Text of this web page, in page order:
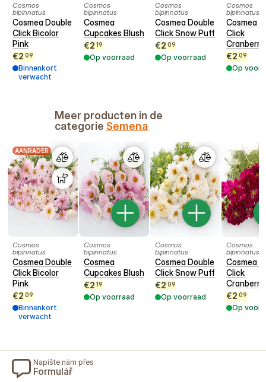
Cosmos
bipinnatus
Cosmea Double
Click Bicolor
Pink
€2 09
Binnenkort
verwacht
Cosmos
bipinnatus
Cosmea
Cupcakes Blush
€2 19
Op voorraad
Cosmos
bipinnatus
Cosmea Double
Click Snow Puff
€2 09
Op voorraad
Cosmos
bipinnatus
Cosmea
Click
€2 09
Op
Meer producten in de
categorie Semena
AANRADER
Cosmos
bipinnatus
Cosmea Double
Click Bicolor
Pink
€2 09
Binnenkort
verwacht
Cosmos
bipinnatus
Cosmea
Cupcakes Blush
€2 19
Op voorraad
Cosmos
bipinnatus
Cosmea Double
Click Snow Puff
€2 09
Op voorraad
Cosmos
bipinnatus
Cosmea
Click
€2 09
Op
Napište nám přes
Formulář